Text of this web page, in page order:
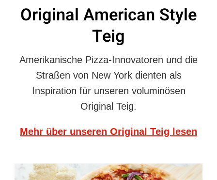
Original American Style
Teig
Amerikanische Pizza-Innovatoren und die
Straßen von New York dienten als
Inspiration für unseren voluminösen
Original Teig.
Mehr über unseren Original Teig lesen